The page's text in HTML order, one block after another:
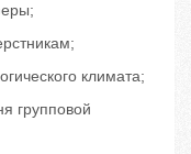
климата;
групповой